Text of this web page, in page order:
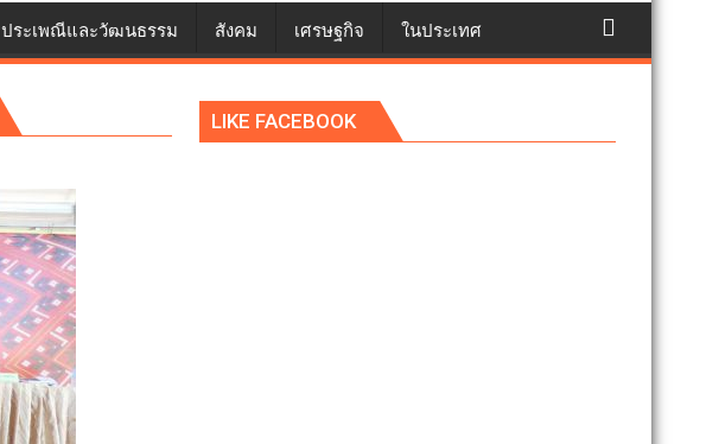
ประเพณีและวัฒนธรรม สังคม เศรษฐกิจ ในประเทศ
LIKE FACEBOOK